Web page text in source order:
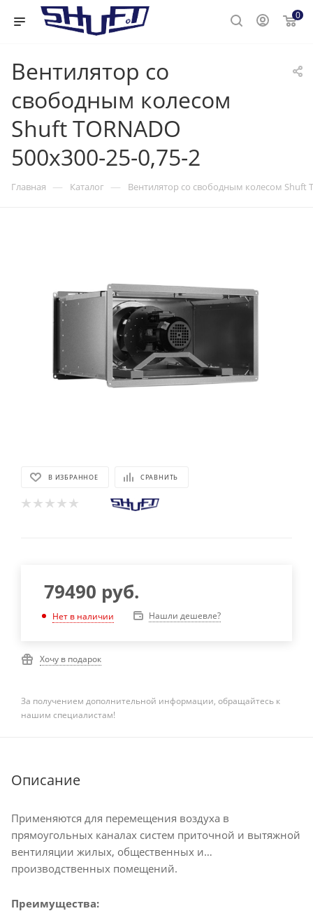
0
Вентилятор cо
свободным колесом
Shuft TORNADO
500x300-25-0,75-2
Главная — Каталог — Вентилятор cо свободным колесом Shuft
В ИЗБРАННОЕ СРАВНИТЬ
79490 руб.
Нет в наличии Нашли дешевле?
Хочу в подарок
За получением дополнительной информации, обращайтесь к
нашим специалистам!
Описание
Применяются для перемещения воздуха в
прямоугольных каналах систем приточной и вытяжной
вентиляции жилых, общественных и
производственных помещений.
Преимущества: